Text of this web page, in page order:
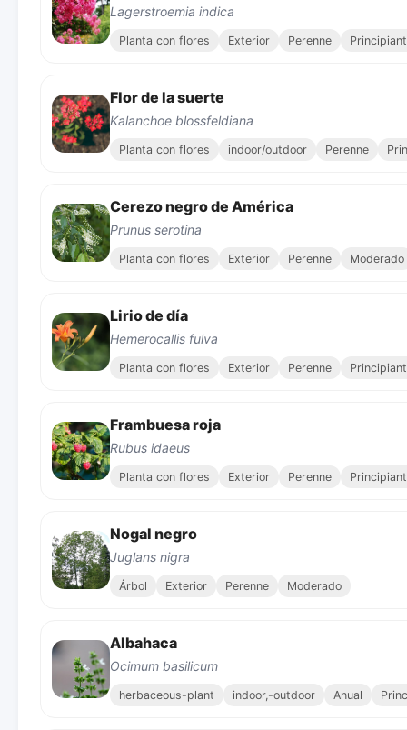
Lagerstroemia indica
Planta con flores Exterior Perenne
Flor de la suerte
Kalanchoe blossfeldiana
Planta con flores indoor/outdoor Perenne
Cerezo negro de América
Prunus serotina
Planta con flores Exterior Perenne Moderado
Lirio de día
Hemerocallis fulva
Planta con flores Exterior Perenne
Frambuesa roja
Rubus idaeus
Planta con flores Exterior Perenne
Nogal negro
Juglans nigra
Árbol Exterior Perenne Moderado
Albahaca
Ocimum basilicum
herbaceous-plant indoor,-outdoor Anual